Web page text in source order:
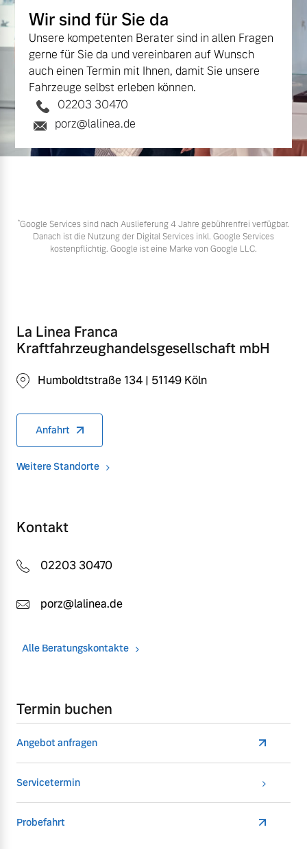
Wir sind für Sie da
Unsere kompetenten Berater sind in allen Fragen
gerne für Sie da und vereinbaren auf Wunsch
auch einen Termin mit Ihnen, damit Sie unsere
Fahrzeuge selbst erleben können.
02203 30470
porz@lalinea.de
*Google Services sind nach Auslieferung 4 Jahre gebührenfrei verfügbar.
Danach ist die Nutzung der Digital Services inkl. Google Services
kostenpflichtig. Google ist eine Marke von Google LLC.
La Linea Franca
Kraftfahrzeughandelsgesellschaft mbH
Humboldtstraße 134 | 51149 Köln
Anfahrt
Weitere Standorte
Kontakt
02203 30470
porz@lalinea.de
Alle Beratungskontakte
Termin buchen
Angebot anfragen
Servicetermin
Probefahrt